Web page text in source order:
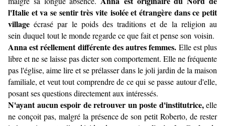
l'Italie et va se sentir très vite isolée et étrangère dans ce petit
villageécrasé par le poids des traditions et de la religion au
sein duquel tout le monde regarde ce que fait et pense son voisin.
Anna est réellement différente des autres femmes. Elle est plus
libre et ne se laisse pas dicter son comportement. Elle ne fréquente
pas l'église, aime lire et se prélasser dans le joli jardin de la maison
familiale, et veut tout comprendre de ce qui se passe autour d'elle,
posant ses questions directement aux intéressés.
N'ayant aucun espoir de retrouver un poste d'institutrice,elle
ne conçoit pas, malgré la présence de son petit Roberto, de rester